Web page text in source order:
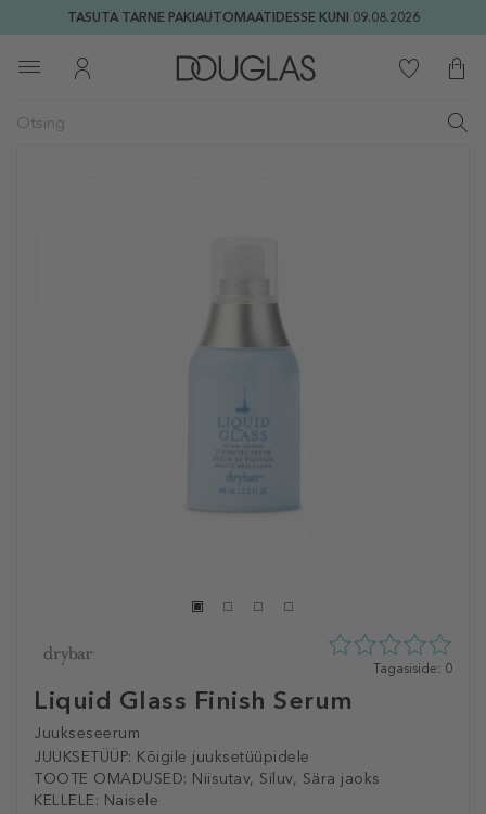
TASUTA TARNE PAKIAUTOMAATIDESSE KUNI 09.08.2026
Liquid Glass Finish Serum
Juukseseerum
JUUKSETÜÜP: Kõigile juuksetüüpidele
TOOTE OMADUSED: Niisutav, Siluv, Sära jaoks
KELLELE: Naisele
0
Tagasiside: 0